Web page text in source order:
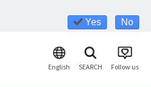
Yes No
English SEARCH Follow us